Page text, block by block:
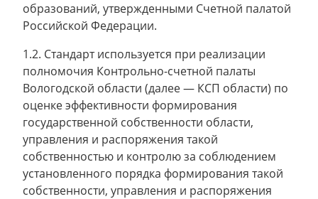
образований, утвержденными Счетной палатой
Российской Федерации.
1.2. Стандарт используется при реализации
полномочия Контрольно-счетной палаты
Вологодской области (далее — КСП области) по
оценке эффективности формирования
государственной собственности области,
управления и распоряжения такой
собственностью и контролю за соблюдением
установленного порядка формирования такой
собственности, управления и распоряжения